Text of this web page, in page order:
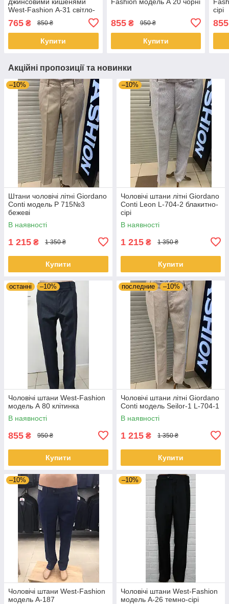
West-Fashion А-31 світло-
765 ₴ 850 ₴
Купити
855₴ 950 ₴
Купити
сірі
855
Акційні пропозиції та новинки
–10%
Штани чоловічі літні Giordano
Conti модель Р 715№3
бежевi
В наявності
1 215 ₴ 1 350 ₴
Купити
–10%
Чоловічі штани літні Giordano
Conti Leon L-704-2 блакитно-
сірі
В наявності
1 215 ₴ 1 350 ₴
Купити
останні –10%
Чоловічі штани West-Fashion
модель А 80 клітинка
В наявності
855 ₴ 950 ₴
Купити
последние –10%
Чоловічі штани літні Giordano
Conti модель Seilor-1 L-704-1
В наявності
1 215 ₴ 1 350 ₴
Купити
–10%
Чоловічі штани West-Fashion
модель A-187
–10%
Чоловічі штани West-Fashion
модель A-26 темно-сірі